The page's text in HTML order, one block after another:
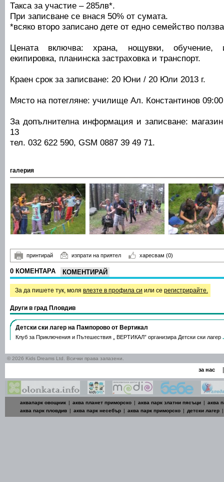
Такса за участие – 285лв*.
При записване се внася 50% от сумата.
*всяко второ записано дете от едно семейство
Цената включва: храна, нощувки, обучение,
екипировка, планинска застраховка и транспорт.
Краен срок за записване: 20 Юни / 20 Юли 2013 г.
Място на потегляне: училище Ал. Константинов
За допълнителна информация и записване:
13
тел. 032 622 590, GSM 0887 39 49 71.
галерия
принтирай изпрати на приятел харесвам (0)
0 КОМЕНТАРА КОМЕНТИРАЙ
За да пишете тук, моля влезте в профила си или се регистрирайте.
Други в град Пловдив
Детски ски лагер на Пампорово от Вертикал
Клуб за Приключения и Пътешествия „ ВЕРТИКАЛ” организира Детски ски лагер
© 2026 Kids Dreams Ltd. Всички права запазени.
за нас |
аквапарк овощник | аква планет приморско | аква парк златни пясъци | аква
аква парк пловдив | аква парк несебър | аква парк приморско | детски лагер |